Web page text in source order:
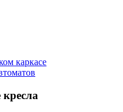
каркасе